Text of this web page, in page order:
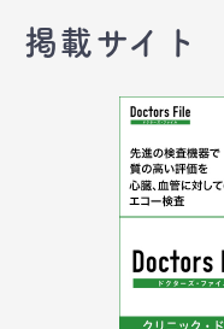
掲載サイト